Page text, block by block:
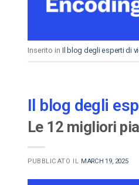
Inserito in Il blog degli esperti di
Il blog degli
Le 12 migliori
PUBBLICATO IL MARCH 19, 2025